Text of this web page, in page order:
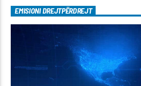
EMISIONI DREJTPËRDREJT